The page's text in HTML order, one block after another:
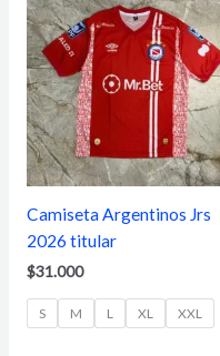
Camiseta Argentinos Jrs
2026 titular
$31.000
S M L XL XXL